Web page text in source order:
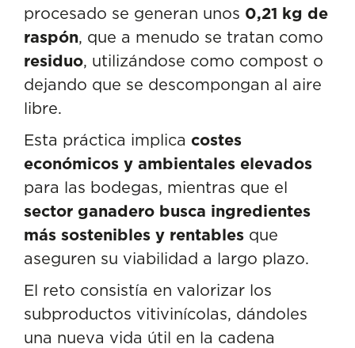
procesado se generan unos 0,21 kg de
raspón, que a menudo se tratan como
residuo, utilizándose como compost o
dejando que se descompongan al aire
libre.
Esta práctica implica costes
económicos y ambientales elevados
para las bodegas, mientras que el
sector ganadero busca ingredientes
más sostenibles y rentables que
aseguren su viabilidad a largo plazo.
El reto consistía en valorizar los
subproductos vitivinícolas, dándoles
una nueva vida útil en la cadena